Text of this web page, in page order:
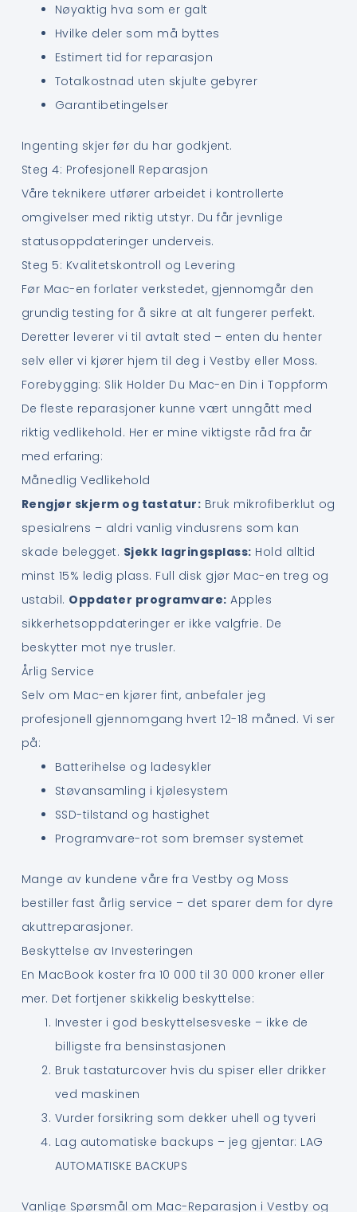
Nøyaktig hva som er galt
Hvilke deler som må byttes
Estimert tid for reparasjon
Totalkostnad uten skjulte gebyrer
Garantibetingelser
Ingenting skjer før du har godkjent.
Steg 4: Profesjonell Reparasjon
Våre teknikere utfører arbeidet i kontrollerte
omgivelser med riktig utstyr. Du får jevnlige
statusoppdateringer underveis.
Steg 5: Kvalitetskontroll og Levering
Før Mac-en forlater verkstedet, gjennomgår den
grundig testing for å sikre at alt fungerer perfekt.
Deretter leverer vi til avtalt sted – enten du henter
selv eller vi kjører hjem til deg i Vestby eller Moss.
Forebygging: Slik Holder Du Mac-en Din i Toppform
De fleste reparasjoner kunne vært unngått med
riktig vedlikehold. Her er mine viktigste råd fra år
med erfaring:
Månedlig Vedlikehold
Rengjør skjerm og tastatur: Bruk mikrofiberklut og
spesialrens – aldri vanlig vindusrens som kan
skade belegget. Sjekk lagringsplass: Hold alltid
minst 15% ledig plass. Full disk gjør Mac-en treg og
ustabil. Oppdater programvare: Apples
sikkerhetsoppdateringer er ikke valgfrie. De
beskytter mot nye trusler.
Årlig Service
Selv om Mac-en kjører fint, anbefaler jeg
profesjonell gjennomgang hvert 12-18 måned. Vi ser
på:
Batterihelse og ladesykler
Støvansamling i kjølesystem
SSD-tilstand og hastighet
Programvare-rot som bremser systemet
Mange av kundene våre fra Vestby og Moss
bestiller fast årlig service – det sparer dem for dyre
akuttreparasjoner.
Beskyttelse av Investeringen
En MacBook koster fra 10 000 til 30 000 kroner eller
mer. Det fortjener skikkelig beskyttelse:
Invester i god beskyttelsesveske – ikke de
billigste fra bensinstasjonen
Bruk tastaturcover hvis du spiser eller drikker
ved maskinen
Vurder forsikring som dekker uhell og tyveri
Lag automatiske backups – jeg gjentar: LAG
AUTOMATISKE BACKUPS
Vanlige Spørsmål om Mac-Reparasjon i Vestby og